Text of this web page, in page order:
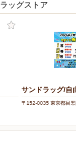
ッグストア
サンドラッグ/自
〒152-0035 東京都目